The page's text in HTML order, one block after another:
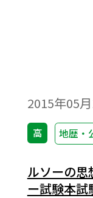
2015年05
高 地歴・
ルソーの思
ー試験本試